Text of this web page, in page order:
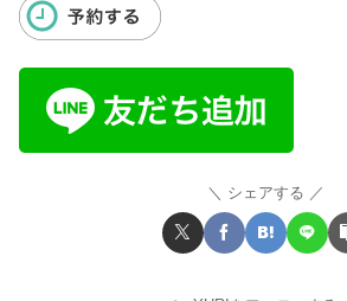
シェアする